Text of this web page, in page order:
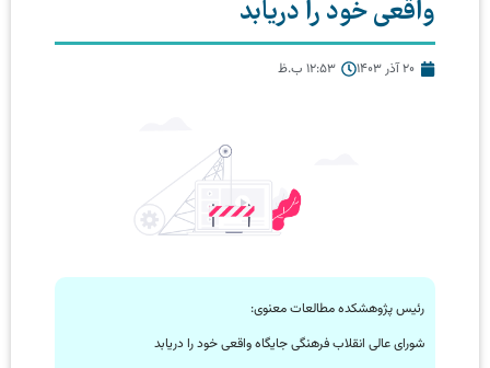
واقعی خود را دریابد
20 آذر 1403 12:53 ب.ظ
رئیس پژوهشکده مطالعات معنوی:
شورای عالی انقلاب فرهنگی جایگاه واقعی خود را دریابد